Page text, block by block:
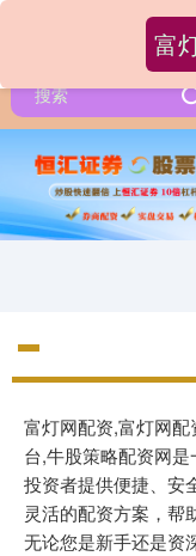
富灯网配资,富灯网
台,牛股策略配资网
投资者提供便捷、安
灵活的配资方案，帮
无论您是新手还是资
富